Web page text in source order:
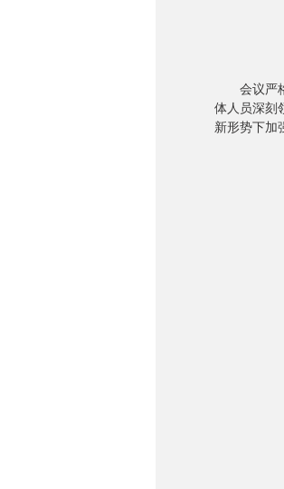
会议严格
体人员深刻
新形势下加